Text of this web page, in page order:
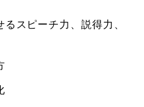
スピーチ力、説得力、